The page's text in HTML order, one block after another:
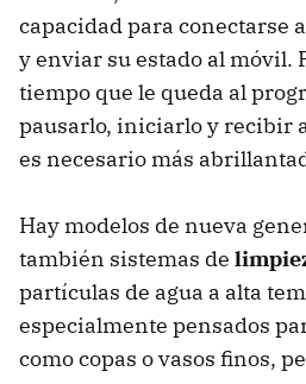
capacidad para conectarse
y enviar su estado al móvil.
tiempo que le queda al
pausarlo, iniciarlo y recibir
es necesario más
Hay modelos de nueva
también sistemas de
partículas de agua a alta
especialmente pensados
como copas o vasos finos,